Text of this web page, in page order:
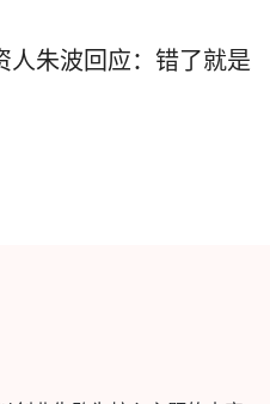
人朱波回应：错了就是